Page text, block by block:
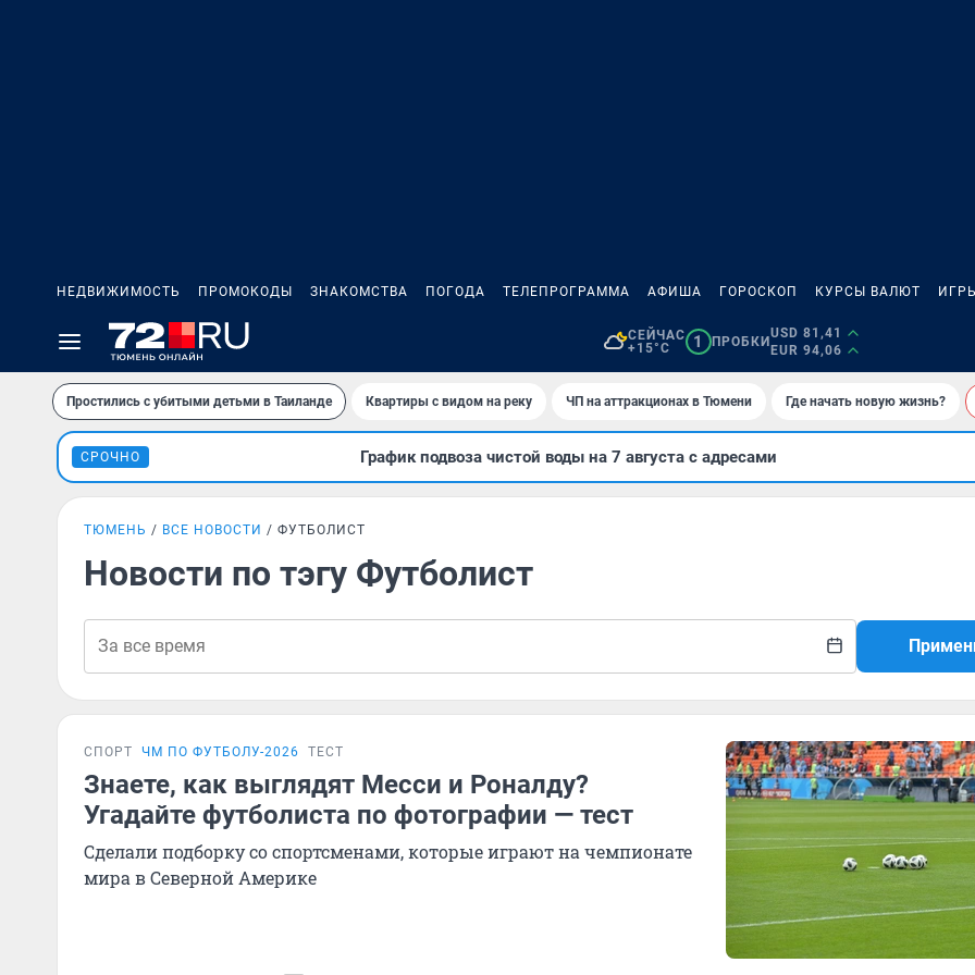
НЕДВИЖИМОСТЬ ПРОМОКОДЫ ЗНАКОМСТВА ПОГОДА ТЕЛЕПРОГРАММА АФИША ГОРОСКОП КУРСЫ ВАЛЮТ
СЕЙЧАС
+15°C
1 ПРОБКИ
USD 81,41
EUR 94,06
Простились с убитыми детьми в Таиланде Квартиры с видом на реку ЧП на аттракционах в Тюмени Где начать новую жизнь?
СРОЧНО График подвоза чистой воды на 7 августа с адресами
ТЮМЕНЬ ВСЕ НОВОСТИ ФУТБОЛИСТ
Новости по тэгу Футболист
СПОРТ ЧМ ПО ФУТБОЛУ-2026 ТЕСТ
Знаете, как выглядят Месси и Роналду?
Угадайте футболиста по фотографии — тест
Сделали подборку со спортсменами, которые играют на чемпионате
мира в Северной Америке